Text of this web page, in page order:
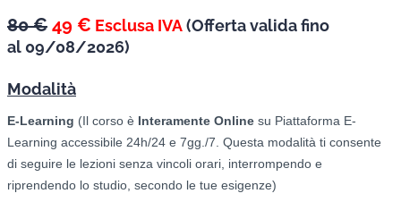
80 € 49 € Esclusa IVA(Offerta valida fino
al 09/08/2026)
Modalità
E-Learning (Il corso è Interamente Online su Piattaforma E-
Learning accessibile 24h/24 e 7gg./7. Questa modalità ti consente
di seguire le lezioni senza vincoli orari, interrompendo e
riprendendo lo studio, secondo le tue esigenze)